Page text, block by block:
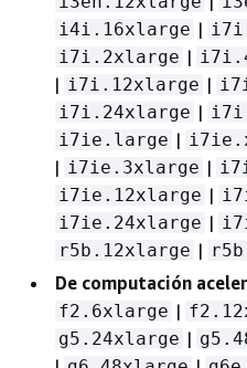
i4i.16xlarge |
i7i.2xlarge |
| i7i.12xlarge |
i7i.24xlarge |
i7ie.large |
| i7ie.3xlarge |
i7ie.12xlarge |
i7ie.24xlarge |
r5b.12xlarge |
De computación
f2.6xlarge |
g5.24xlarge |